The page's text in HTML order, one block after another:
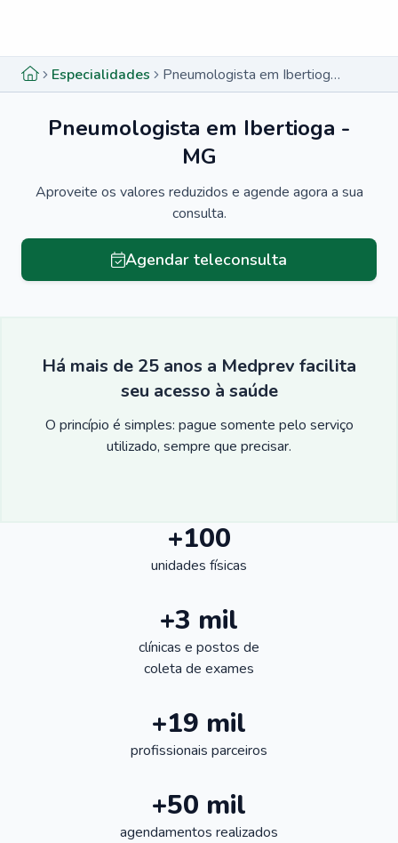
Especialidades Pneumologista em Ibertioga - MG
Pneumologista em Ibertioga -
MG
Aproveite os valores reduzidos e agende agora a sua
consulta.
Agendar teleconsulta
Há mais de 25 anos a Medprev facilita
seu acesso à saúde
O princípio é simples: pague somente pelo serviço
utilizado, sempre que precisar.
+100
unidades físicas
+3 mil
clínicas e postos de
coleta de exames
+19 mil
profissionais parceiros
+50 mil
agendamentos realizados